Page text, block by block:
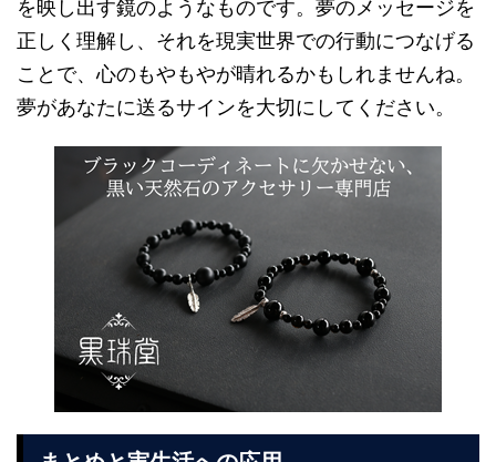
を映し出す鏡のようなものです。夢のメッセージを
正しく理解し、それを現実世界での行動につなげる
ことで、心のもやもやが晴れるかもしれませんね。
夢があなたに送るサインを大切にしてください。